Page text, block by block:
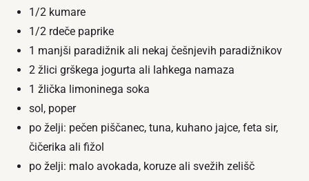
1/2 kumare
1/2 rdeče paprike
1 manjši paradižnik ali nekaj češnjevih paradižnikov
2 žlici grškega jogurta ali lahkega namaza
1 žlička limoninega soka
sol, poper
po želji: pečen piščanec, tuna, kuhano jajce, feta sir,
čičerika ali fižol
po želji: malo avokada, koruze ali svežih zelišč